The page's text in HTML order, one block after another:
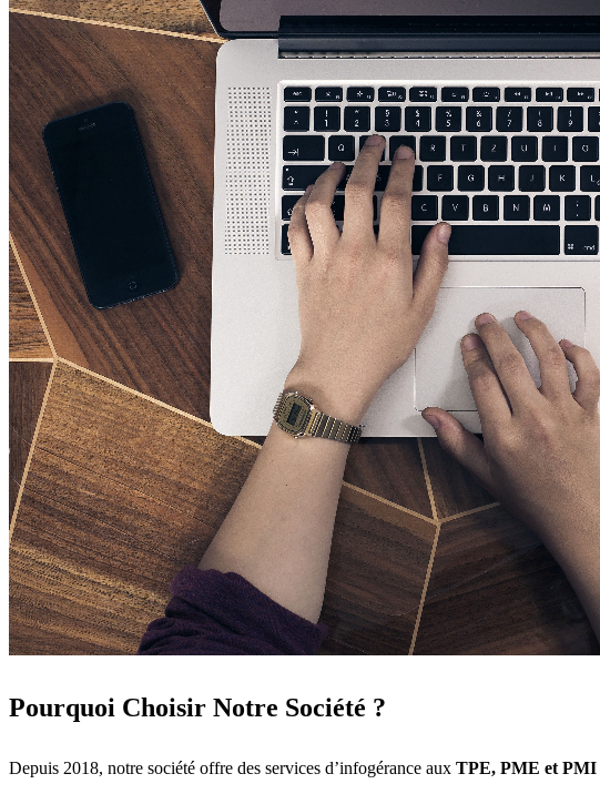
Pourquoi Choisir Notre Société ?
Depuis 2018, notre société offre des services d’infogérance aux TPE, PME et PMI